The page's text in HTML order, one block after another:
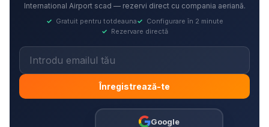
International Airport scad — rezervi direct cu compania aeriană.
✓ Gratuit pentru totdeauna✓ Configurare în 2 minute
✓ Rezervare directă
Înregistrează-te
Google